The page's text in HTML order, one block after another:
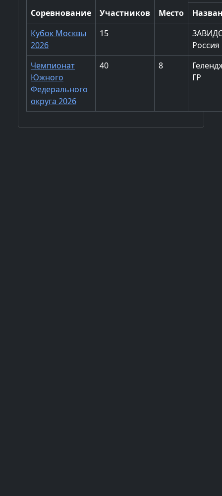
Соревнование Участников Место
Кубок Москвы
2026
15
Россия
Чемпионат
Южного
Федерального
округа 2026
40 8
ГР